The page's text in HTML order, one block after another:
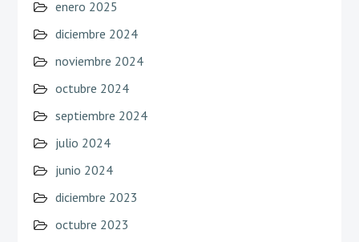
enero 2025
diciembre 2024
noviembre 2024
octubre 2024
septiembre 2024
julio 2024
junio 2024
diciembre 2023
octubre 2023